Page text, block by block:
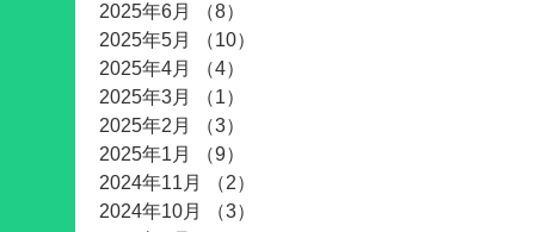
2025年6月
（8）
2025年5月
（10）
2025年4月
（4）
2025年3月
（1）
2025年2月
（3）
2025年1月
（9）
2024年11月
（2）
2024年10月
（3）